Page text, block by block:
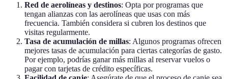
Red de aerolíneas y destinos: Opta por programas que
tengan alianzas con las aerolíneas que usas con más
frecuencia. También considera si cubren los destinos que
visitas regularmente.
Tasa de acumulación de millas: Algunos programas ofrecen
mejores tasas de acumulación para ciertas categorías de gasto.
Por ejemplo, podrías ganar más millas al reservar vuelos o
pagar con tarjetas de crédito específicas.